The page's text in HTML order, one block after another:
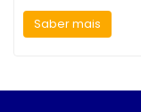
Saber mais